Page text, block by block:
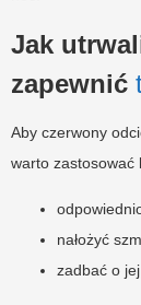
Jak
zapewnić
Aby czerwony
warto zastosować
nałożyć
zadbać o